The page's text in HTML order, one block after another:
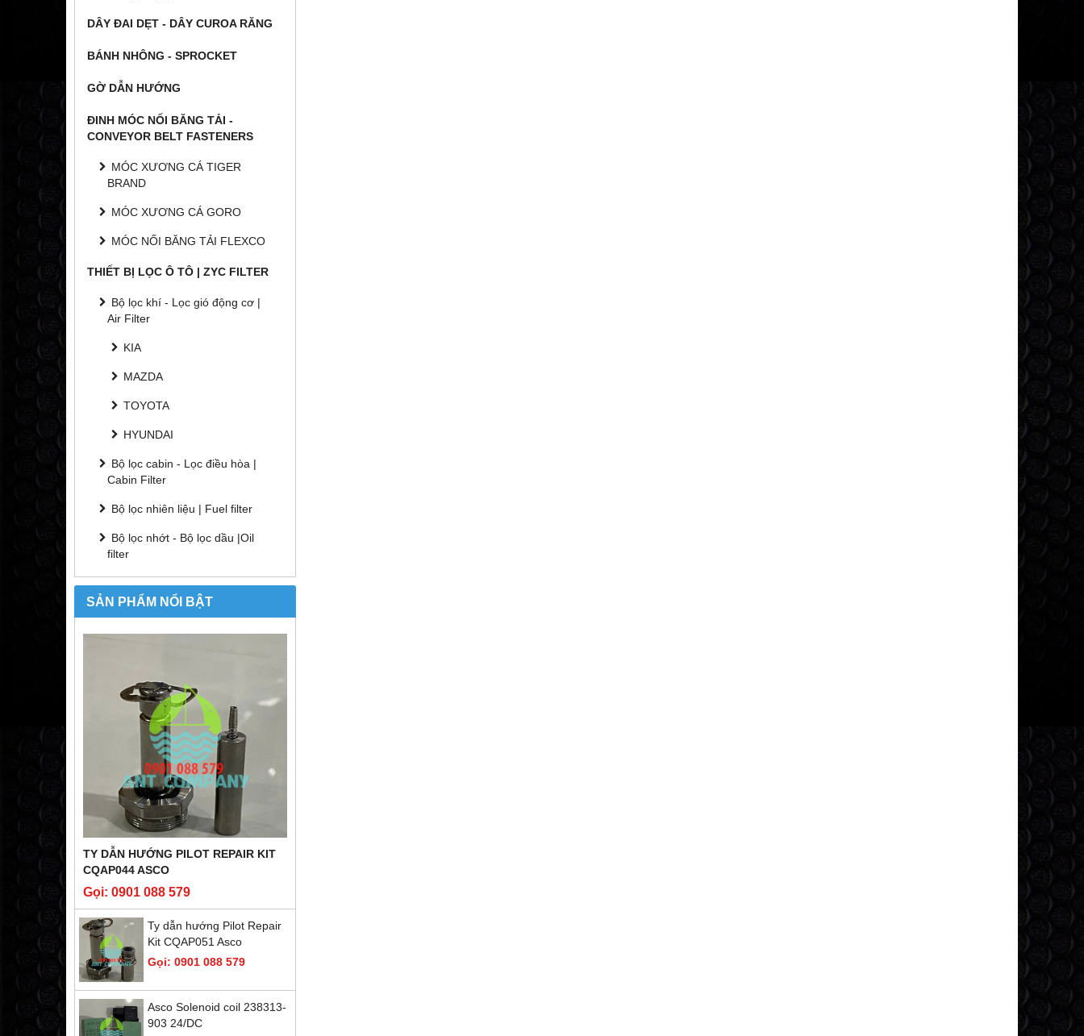
DÂY ĐAI DẸT - DÂY CUROA RĂNG
BÁNH NHÔNG - SPROCKET
GỜ DẪN HƯỚNG
ĐINH MÓC NỐI BĂNG TẢI -
CONVEYOR BELT FASTENERS
MÓC XƯƠNG CÁ TIGER
BRAND
MÓC XƯƠNG CÁ GORO
MÓC NỐI BĂNG TẢI FLEXCO
THIẾT BỊ LỌC Ô TÔ | ZYC FILTER
Bộ lọc khí - Lọc gió động cơ |
Air Filter
KIA
MAZDA
TOYOTA
HYUNDAI
Bộ lọc cabin - Lọc điều hòa |
Cabin Filter
Bộ lọc nhiên liệu | Fuel filter
Bộ lọc nhớt - Bộ lọc dầu |Oil
filter
SẢN PHẨM NỔI BẬT
TY DẪN HƯỚNG PILOT REPAIR KIT
CQAP044 ASCO
Gọi: 0901 088 579
Ty dẫn hướng Pilot Repair
Kit CQAP051 Asco
Gọi: 0901 088 579
Asco Solenoid coil 238313-
903 24/DC